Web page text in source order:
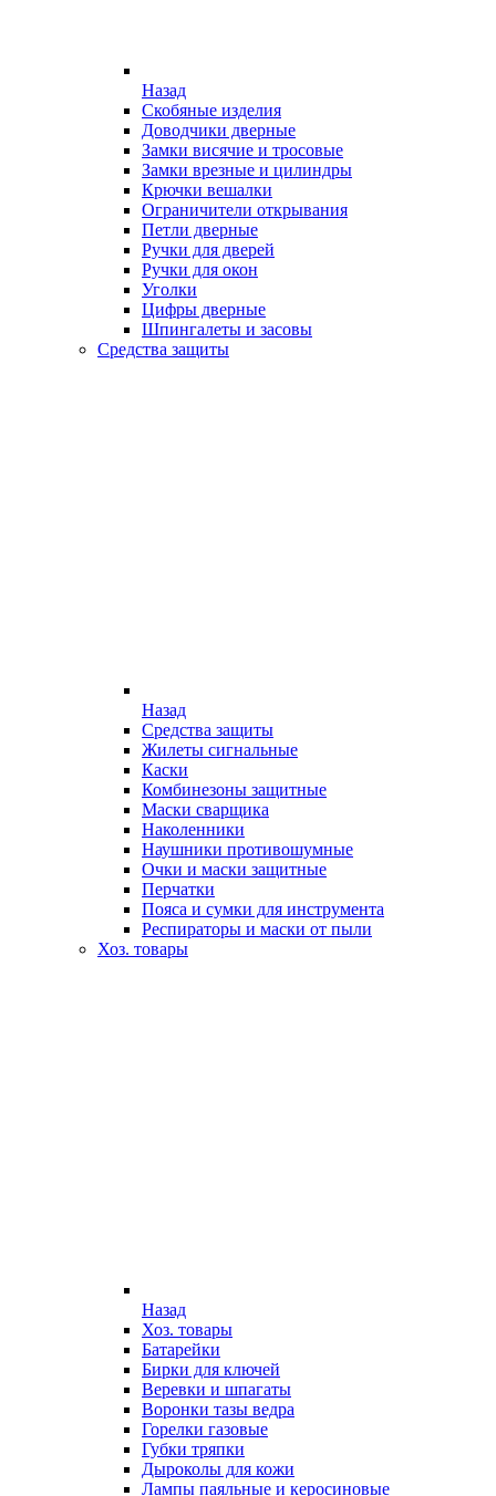
Назад
Скобяные изделия
Доводчики дверные
Замки висячие и тросовые
Замки врезные и цилиндры
Крючки вешалки
Ограничители открывания
Петли дверные
Ручки для дверей
Ручки для окон
Уголки
Цифры дверные
Шпингалеты и засовы
Средства защиты
Назад
Средства защиты
Жилеты сигнальные
Каски
Комбинезоны защитные
Маски сварщика
Наколенники
Наушники противошумные
Очки и маски защитные
Перчатки
Пояса и сумки для инструмента
Респираторы и маски от пыли
Хоз. товары
Назад
Хоз. товары
Батарейки
Бирки для ключей
Веревки и шпагаты
Воронки тазы ведра
Горелки газовые
Губки тряпки
Дыроколы для кожи
Лампы паяльные и керосиновые